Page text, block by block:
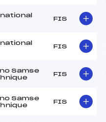
FIS
FIS
Samse
FIS
Samse
FIS